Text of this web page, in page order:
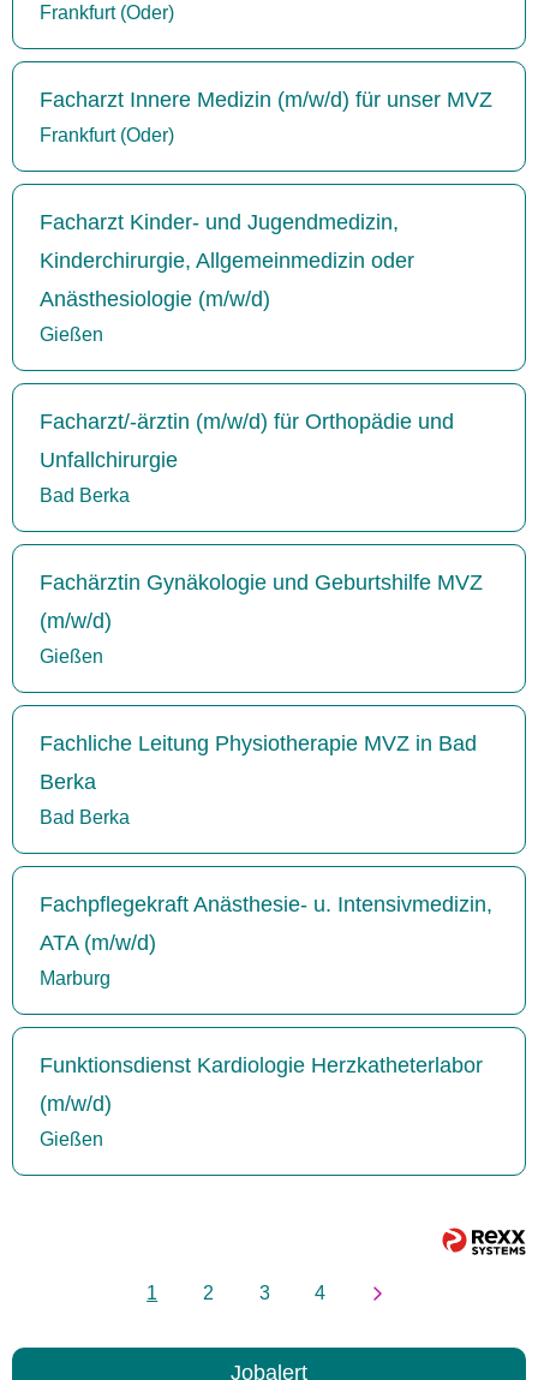
Frankfurt (Oder)
Facharzt Innere Medizin (m/w/d) für unser MVZ
Frankfurt (Oder)
Facharzt Kinder- und Jugendmedizin,
Kinderchirurgie, Allgemeinmedizin oder
Anästhesiologie (m/w/d)
Gießen
Facharzt/-ärztin (m/w/d) für Orthopädie und
Unfallchirurgie
Bad Berka
Fachärztin Gynäkologie und Geburtshilfe MVZ
(m/w/d)
Gießen
Fachliche Leitung Physiotherapie MVZ in Bad
Berka
Bad Berka
Fachpflegekraft Anästhesie- u. Intensivmedizin,
ATA (m/w/d)
Marburg
Funktionsdienst Kardiologie Herzkatheterlabor
(m/w/d)
Gießen
1 2 3 4
Jobalert